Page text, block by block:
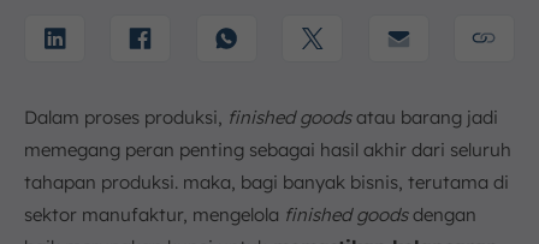
1. Raw Material
3. Barang MRO
Mengapa Pengelolaan Finished Goods Itu Penting?
1. Memenuhi Permintaan Pelanggan
2. Mengurangi Biaya Penyimpanan
Dalam proses produksi, finished goodsatau barang jadi
memegang peran penting sebagai hasil akhir dari seluruh
tahapan produksi. maka, bagi banyak bisnis, terutama di
sektor manufaktur, mengelola finished goodsdengan